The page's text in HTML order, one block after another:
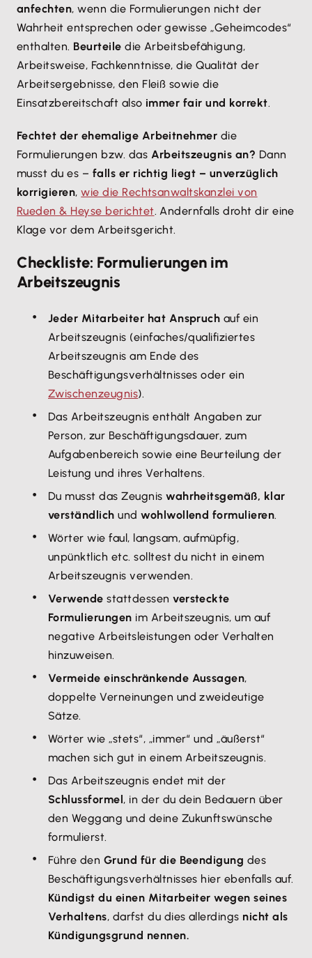
anfechten, wenn die Formulierungen nicht der
Wahrheit entsprechen oder gewisse „Geheimcodes“
enthalten. Beurteile die Arbeitsbefähigung,
Arbeitsweise, Fachkenntnisse, die Qualität der
Arbeitsergebnisse, den Fleiß sowie die
Einsatzbereitschaft also immer fair und korrekt.
Fechtet der ehemalige Arbeitnehmer die
Formulierungen bzw. das Arbeitszeugnis an? Dann
musst du es – falls er richtig liegt – unverzüglich
korrigieren,wie die Rechtsanwaltskanzlei von
Rueden & Heyse berichtet. Andernfalls droht dir eine
Klage vor dem Arbeitsgericht.
Checkliste: Formulierungen im
Arbeitszeugnis
Jeder Mitarbeiter hat Anspruch auf ein
Arbeitszeugnis (einfaches/qualifiziertes
Arbeitszeugnis am Ende des
Beschäftigungsverhältnisses oder ein
Zwischenzeugnis).
Das Arbeitszeugnis enthält Angaben zur
Person, zur Beschäftigungsdauer, zum
Aufgabenbereich sowie eine Beurteilung der
Leistung und ihres Verhaltens.
Du musst das Zeugniswahrheitsgemäß, klar
verständlich undwohlwollend formulieren.
Wörter wie faul, langsam, aufmüpfig,
unpünktlich etc. solltest du nicht in einem
Arbeitszeugnis verwenden.
Verwende stattdessenversteckte
Formulierungen im Arbeitszeugnis, um auf
negative Arbeitsleistungen oder Verhalten
hinzuweisen.
Vermeide einschränkende Aussagen,
doppelte Verneinungen und zweideutige
Sätze.
Wörter wie „stets“, „immer“ und „äußerst“
machen sich gut in einem Arbeitszeugnis.
Das Arbeitszeugnis endet mit der
Schlussformel, in der du dein Bedauern über
den Weggang und deine Zukunftswünsche
formulierst.
Führe den Grund für die Beendigung des
Beschäftigungsverhältnisses hier ebenfalls auf.
Kündigst du einen Mitarbeiter wegen seines
Verhaltens, darfst du dies allerdings nicht als
Kündigungsgrund nennen.